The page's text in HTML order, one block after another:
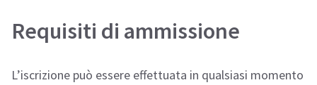
Requisiti di ammissione
L’iscrizione può essere effettuata in qualsiasi momento